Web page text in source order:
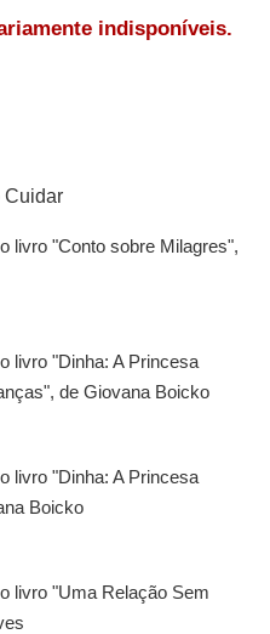
indisponíveis.
Cuidar
livro "Conto sobre Milagres",
livro "Dinha: A Princesa
de Giovana Boicko
livro "Dinha: A Princesa
Boicko
livro "Uma Relação Sem